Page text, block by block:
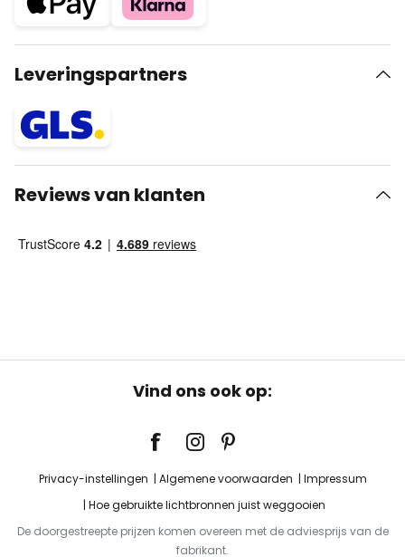
Leveringspartners
Reviews van klanten
Vind ons ook op:
Privacy-instellingen Algemene voorwaarden
Impressum
Hoe gebruikte lichtbronnen juist weggooien
De doorgestreepte prijzen komen overeen met de adviesprijs van de
fabrikant.